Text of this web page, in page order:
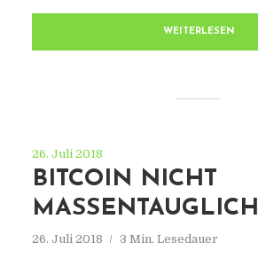
WEITERLESEN
26. Juli 2018
BITCOIN NICHT
MASSENTAUGLICH
26. Juli 2018 3 Min. Lesedauer